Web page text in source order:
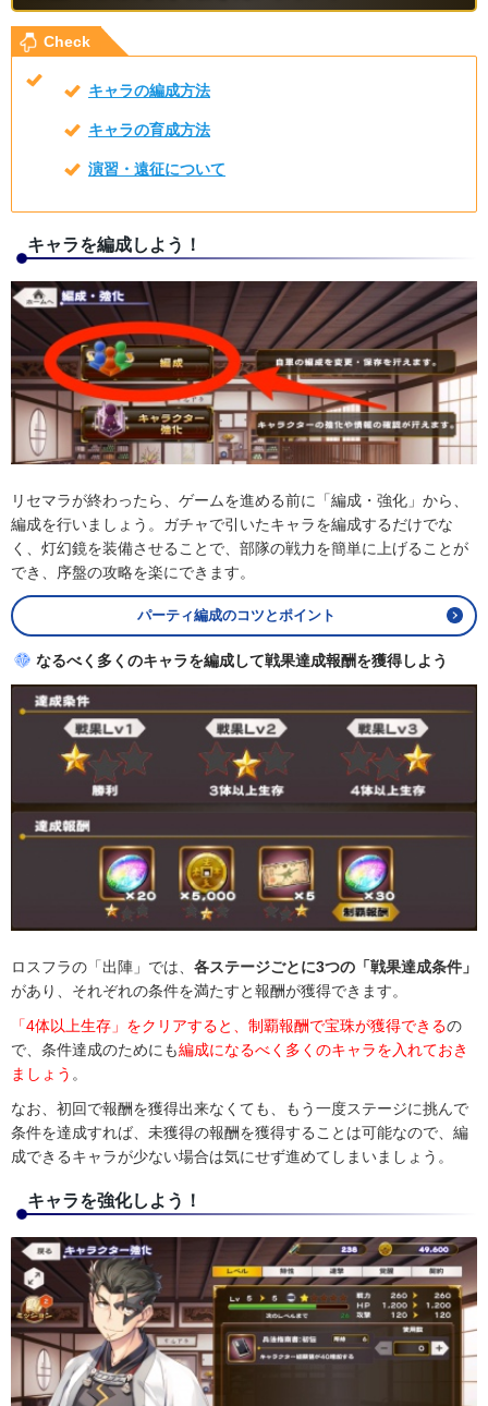
Check
キャラの編成方法
キャラの育成方法
演習・遠征について
キャラを編成しよう！
リセマラが終わったら、ゲームを進める前に「編成・強化」から、
編成を行いましょう。ガチャで引いたキャラを編成するだけでな
く、灯幻鏡を装備させることで、部隊の戦力を簡単に上げることが
でき、序盤の攻略を楽にできます。
パーティ編成のコツとポイント
なるべく多くのキャラを編成して戦果達成報酬を獲得しよう
ロスフラの「出陣」では、 各ステージごとに3つの「戦果達成条件」
があり、それぞれの条件を満たすと報酬が獲得できます。
「4体以上生存」をクリアすると、制覇報酬で宝珠が獲得できるの
で、条件達成のためにも編成になるべく多くのキャラを入れておき
ましょう 。
なお、初回で報酬を獲得出来なくても、もう一度ステージに挑んで
条件を達成すれば、未獲得の報酬を獲得することは可能なので、編
成できるキャラが少ない場合は気にせず進めてしまいましょう。
キャラを強化しよう！